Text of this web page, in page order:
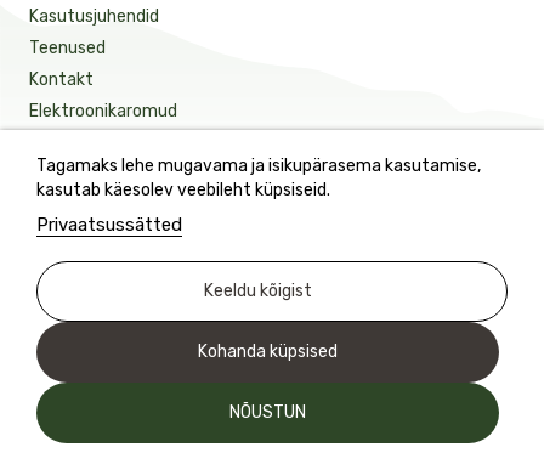
Kasutusjuhendid
Teenused
Kontakt
Elektroonikaromud
Saage meie värskeimaid uudiseid ja eripakkumisi
See sait on kaitstud reCAPTCHA-ga.
Tagamaks lehe mugavama ja isikupärasema kasutamise,
kasutab käesolev veebileht küpsiseid.
Privaatsussätted
Keeldu kõigist
Kohanda küpsised
NÕUSTUN